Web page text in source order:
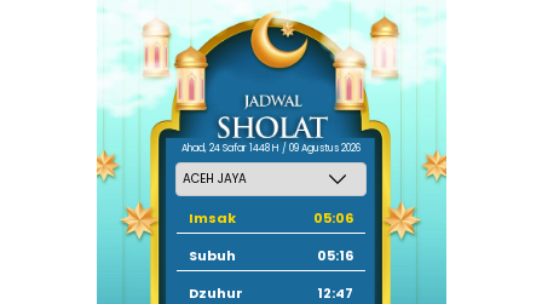
Ahad, 24 Safar 1448 H / 09 Agustus 2026
Imsak
05:06
Subuh
05:16
Dzuhur
12:47